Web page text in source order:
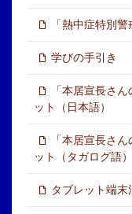
「熱中症特別
学びの手引き
「本居宣長さ
ット（日本語）
「本居宣長さ
ット（タガログ語）
タブレット端